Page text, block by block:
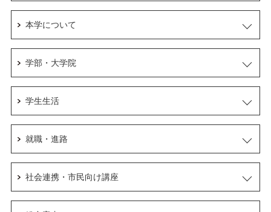
本学について
学部・大学院
学生生活
就職・進路
社会連携・市民向け講座